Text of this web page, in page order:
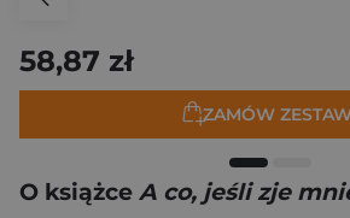
58,87 zł
ZAMÓW
O książce A co, jeśli zje